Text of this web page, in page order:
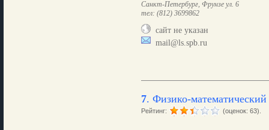
Санкт-Петербург, Фрунзе ул. 6
тел: (812) 3699862
сайт не указан
mail@ls.spb.ru
7. Физико-
Рейтинг: (оценок: 63).